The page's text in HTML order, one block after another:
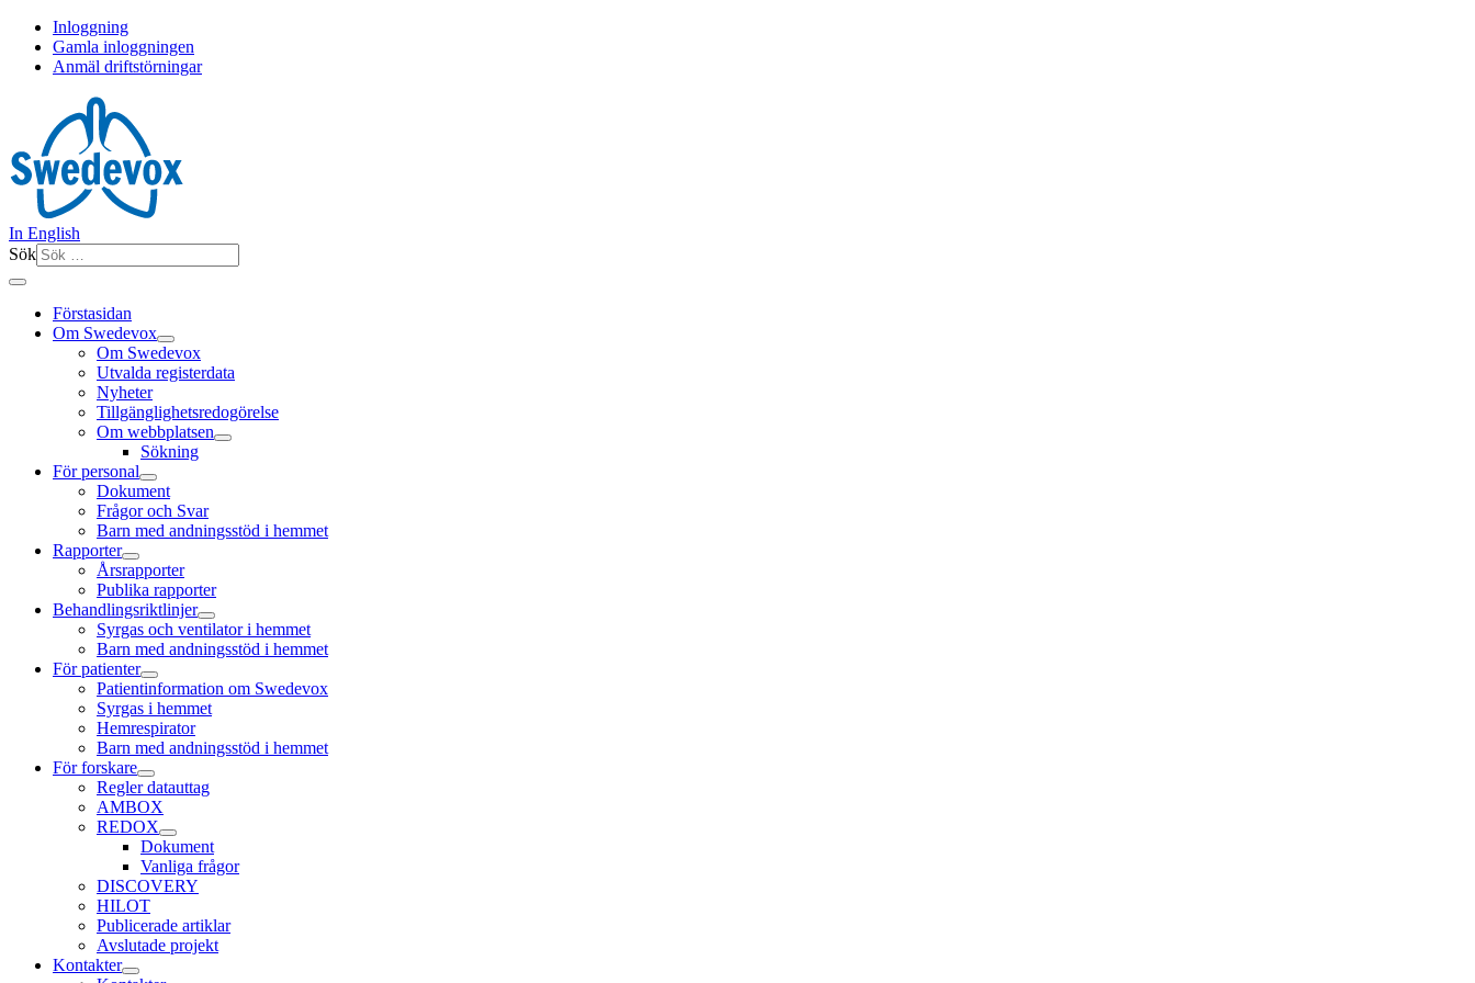
Inloggning
Gamla inloggningen
Anmäl driftstörningar
In English
Sök
Förstasidan
Om Swedevox
Om Swedevox
Utvalda registerdata
Nyheter
Tillgänglighetsredogörelse
Om webbplatsen
Sökning
För personal
Dokument
Frågor och Svar
Barn med andningsstöd i hemmet
Rapporter
Årsrapporter
Publika rapporter
Behandlingsriktlinjer
Syrgas och ventilator i hemmet
Barn med andningsstöd i hemmet
För patienter
Patientinformation om Swedevox
Syrgas i hemmet
Hemrespirator
Barn med andningsstöd i hemmet
För forskare
Regler datauttag
AMBOX
REDOX
Dokument
Vanliga frågor
DISCOVERY
HILOT
Publicerade artiklar
Avslutade projekt
Kontakter